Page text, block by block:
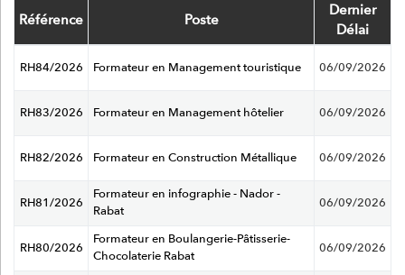
Référence Poste
Dernier
Délai
RH84/2026 Formateur en Management touristique 06/09/2026
RH83/2026 Formateur en Management hôtelier 06/09/2026
RH82/2026 Formateur en Construction Métallique 06/09/2026
RH81/2026
Formateur en infographie - Nador -
Rabat
06/09/2026
RH80/2026
Formateur en Boulangerie-Pâtisserie-
Chocolaterie Rabat
06/09/2026